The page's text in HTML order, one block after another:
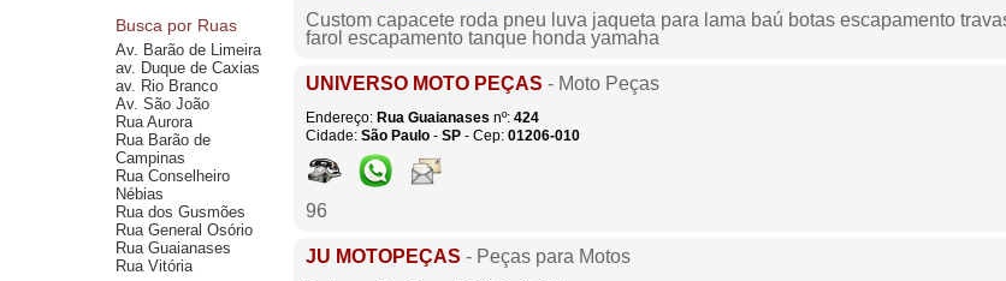
Busca por Ruas
Av. Barão de Limeira
av. Duque de Caxias
av. Rio Branco
Av. São João
Rua Aurora
Rua Barão de
Campinas
Rua Conselheiro
Nébias
Rua dos Gusmões
Rua General Osório
Rua Guaianases
Rua Vitória
Custom capacete roda pneu luva jaqueta para lama baú botas escapamento
farol escapamento tanque honda yamaha
UNIVERSO MOTO PEÇAS - Moto Peças
Endereço: Rua Guaianases nº: 424
Cidade: São Paulo - SP - Cep: 01206-010
96
JU MOTOPEÇAS - Peças para Motos